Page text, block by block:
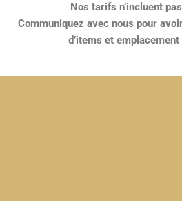
Nos tarifs n’incluent
Communiquez avec nous pour
d’items et